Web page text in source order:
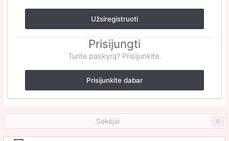
Užsiregistruoti
Prisijungti
Turite paskyrą? Prisijunkite.
Prisijunkite dabar
Sekėjai 0